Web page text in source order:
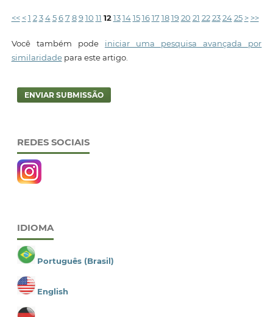
<< < 1 2 3 4 5 6 7 8 9 10 11 12 13 14 15 16 17 18 19 20 21 22 23 24 25 > >>
Você também pode iniciar uma pesquisa avançada por
similaridadepara este artigo.
ENVIAR SUBMISSÃO
REDES SOCIAIS
IDIOMA
Português (Brasil)
English